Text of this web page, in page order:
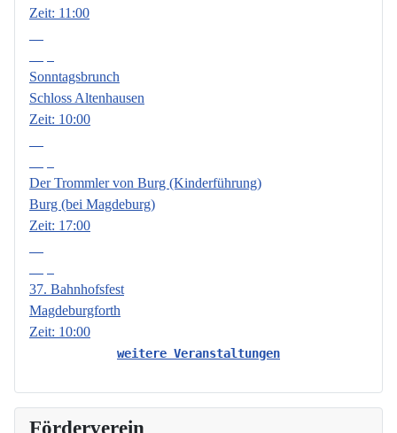
Zeit: 11:00
Sonntagsbrunch
Schloss Altenhausen
Zeit: 10:00
Der Trommler von Burg (Kinderführung)
Burg (bei Magdeburg)
Zeit: 17:00
37. Bahnhofsfest
Magdeburgforth
Zeit: 10:00
weitere Veranstaltungen
Förderverein